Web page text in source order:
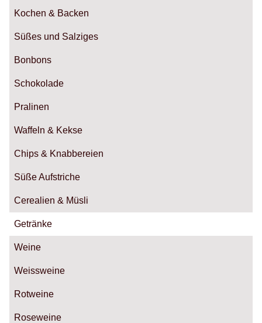
Kochen & Backen
Süßes und Salziges
Bonbons
Schokolade
Pralinen
Waffeln & Kekse
Chips & Knabbereien
Süße Aufstriche
Cerealien & Müsli
Getränke
Weine
Weissweine
Rotweine
Roseweine